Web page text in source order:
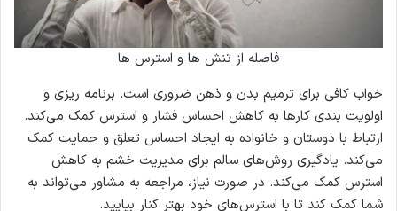
فاصله از تنش ها و استرس ها
خواب کافی برای ترمیم بدن و ذهن ضروری است. برنامه ‌ریزی و
اولویت ‌بندی کارها به کاهش احساس فشار و استرس کمک می‌کند.
ارتباط با دوستان و خانواده به ایجاد احساس تعلق و حمایت کمک
می‌کند. یادگیری روش‌های سالم برای مدیریت خشم به کاهش
استرس کمک می‌کند. در صورت نیاز، مراجعه به مشاور می‌تواند به
شما کمک کند تا با استرس‌های خود بهتر کنار بیایید.